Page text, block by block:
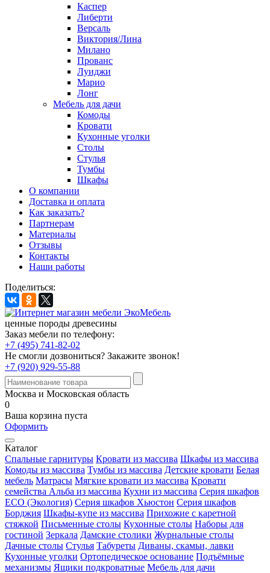
Каспер
Либерти
Версаль
Виктория/Лина
Милано
Прованс
Луиджи
Марио
Лонг
Мебель для дачи
Комоды
Кровати
Кухонные уголки
Столы
Стулья
Тумбы
Шкафы
О компании
Доставка и оплата
Как заказать?
Партнерам
Материалы
Отзывы
Контакты
Наши работы
Поделиться:
ценные породы древесины
Заказ мебели по телефону:
+7 (495) 741-82-02
Не смогли дозвониться? Закажите звонок!
+7 (920) 929-55-88
Москва и Московская область
0
Ваша корзина пуста
Оформить
Каталог
Спальные гарнитуры Кровати из массива Шкафы из массива
Комоды из массива Тумбы из массива Детские кровати Белая
мебель Матрасы Мягкие кровати из массива Кровати
семейства Альба из массива Кухни из массива Серия шкафов
ECO (Экология) Серия шкафов Хьюстон Серия шкафов
Борджия Шкафы-купе из массива Прихожие с каретной
стяжкой Письменные столы Кухонные столы Наборы для
гостиной Зеркала Дамские столики Журнальные столы
Дачные столы Стулья Табуреты Диваны, скамьи, лавки
Кухонные уголки Ортопедическое основание Подъёмные
механизмы Ящики подкроватные Мебель для дачи